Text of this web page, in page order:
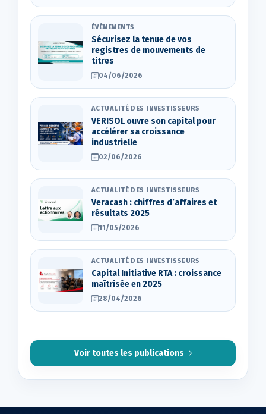
ÉVÈNEMENTS
Sécurisez la tenue de vos
registres de mouvements de
titres
04/06/2026
ACTUALITÉ DES INVESTISSEURS
VERISOL ouvre son capital pour
accélérer sa croissance
industrielle
02/06/2026
ACTUALITÉ DES INVESTISSEURS
Veracash : chiffres d’affaires et
résultats 2025
11/05/2026
ACTUALITÉ DES INVESTISSEURS
Capital Initiative RTA : croissance
maîtrisée en 2025
28/04/2026
Voir toutes les publications